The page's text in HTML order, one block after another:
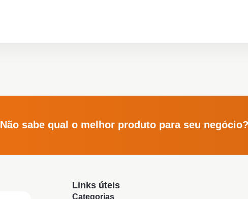
Não sabe qual o melhor produto para seu negócio?
Links úteis
Categorias